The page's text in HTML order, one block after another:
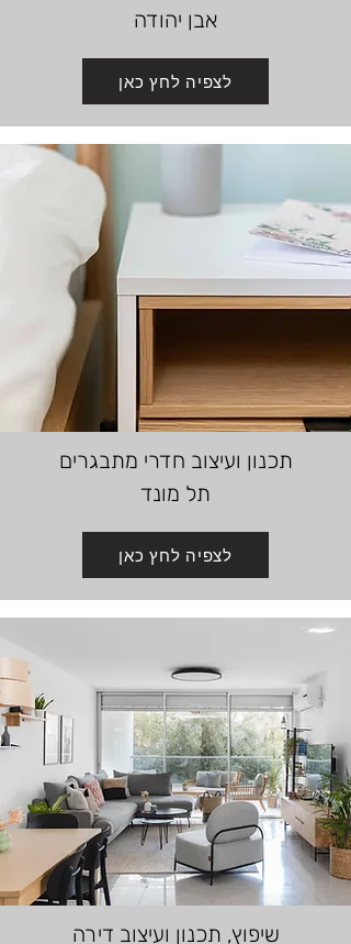
אבן יהודה
לצפיה לחץ כאן
תכנון ועיצוב חדרי מתבגרים
תל מונד
לצפיה לחץ כאן
שיפוץ, תכנון ועיצוב דירה
נגישות האתר
WCAG 2.0 AA | תקן 5568
− רגיל +